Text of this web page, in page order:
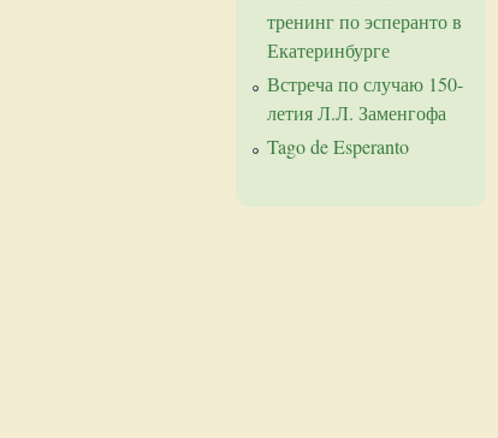
тренинг по эсперанто в
Екатеринбурге
Встреча по случаю 150-
летия Л.Л. Заменгофа
Tago de Esperanto